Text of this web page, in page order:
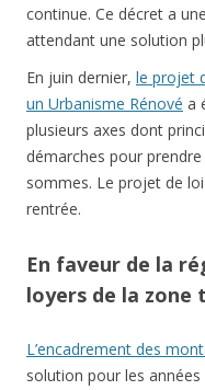
continue. Ce décret a
attendant une solution
En juin dernier, le projet
un Urbanisme Rénové a
plusieurs axes dont
démarches pour
sommes. Le projet de
rentrée.
En faveur de la
loyers de la zone
L’encadrement des
solution pour les